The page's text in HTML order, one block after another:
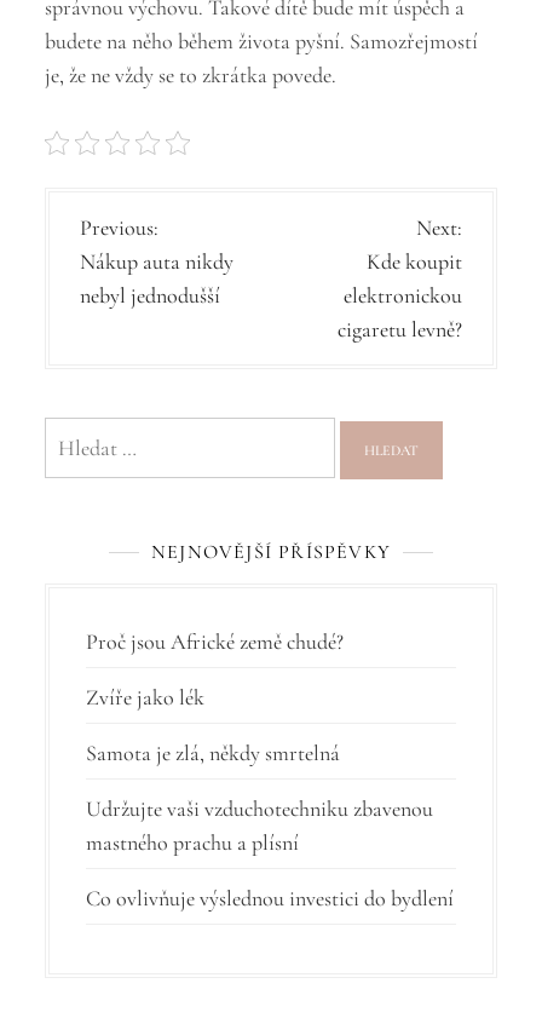
správnou výchovu. Takové dítě bude mít úspěch a
budete na něho během života pyšní. Samozřejmostí
je, že ne vždy se to zkrátka povede.
N
a
v
a
c
o
p
ř
s
ě
Previous:
Nákup auta nikdy
nebyl jednodušší
Next:
Kde koupit
elektronickou
cigaretu levně?
Vyhledávání
NEJNOVĚJŠÍ PŘÍSPĚVKY
Proč jsou Africké země chudé?
Zvíře jako lék
Samota je zlá, někdy smrtelná
Udržujte vaši vzduchotechniku zbavenou
mastného prachu a plísní
Co ovlivňuje výslednou investici do bydlení